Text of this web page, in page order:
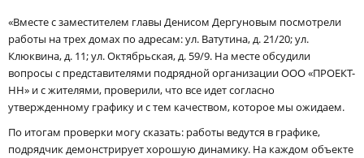
«Вместе с заместителем главы Денисом Дергуновым посмотрели
работы на трех домах по адресам: ул. Ватутина, д. 21/20; ул.
Клюквина, д. 11; ул. Октябрьская, д. 59/9. На месте обсудили
вопросы с представителями подрядной организации ООО «ПРОЕКТ-
НН» и с жителями, проверили, что все идет согласно
утвержденному графику и с тем качеством, которое мы ожидаем.
По итогам проверки могу сказать: работы ведутся в графике,
подрядчик демонстрирует хорошую динамику. На каждом объекте